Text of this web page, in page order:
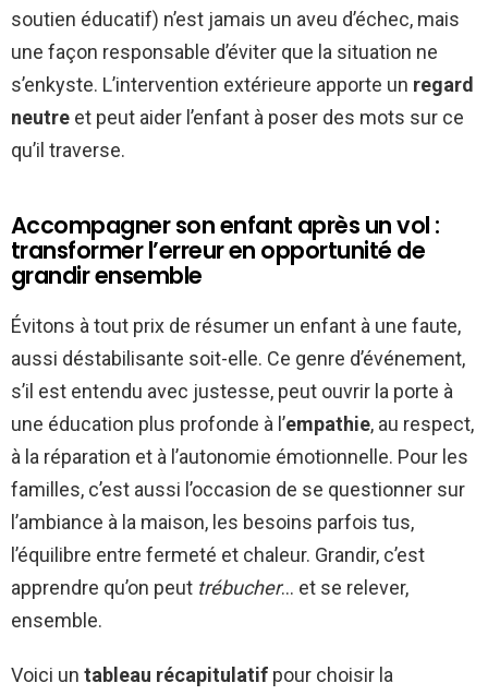
soutien éducatif) n’est jamais un aveu d’échec, mais
une façon responsable d’éviter que la situation ne
s’enkyste. L’intervention extérieure apporte un regard
neutre et peut aider l’enfant à poser des mots sur ce
qu’il traverse.
Accompagner son enfant après un vol :
transformer l’erreur en opportunité de
grandir ensemble
Évitons à tout prix de résumer un enfant à une faute,
aussi déstabilisante soit-elle. Ce genre d’événement,
s’il est entendu avec justesse, peut ouvrir la porte à
une éducation plus profonde à l’empathie, au respect,
à la réparation et à l’autonomie émotionnelle. Pour les
familles, c’est aussi l’occasion de se questionner sur
l’ambiance à la maison, les besoins parfois tus,
l’équilibre entre fermeté et chaleur. Grandir, c’est
apprendre qu’on peut trébucher… et se relever,
ensemble.
Voici un tableau récapitulatif pour choisir la